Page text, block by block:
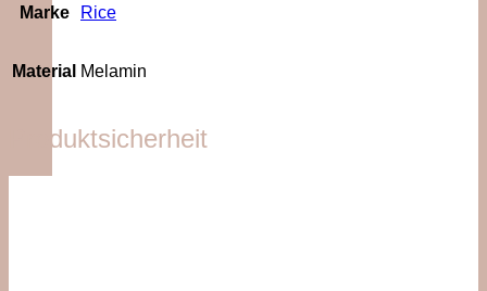
Marke Rice
Material Melamin
Produktsicherheit